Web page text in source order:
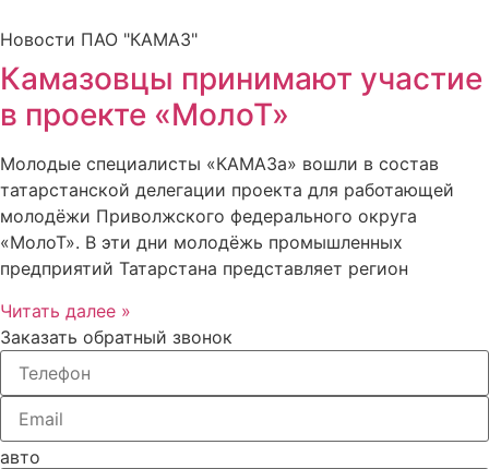
Новости ПАО "КАМАЗ"
Камазовцы принимают участие
в проекте «МолоТ»
Молодые специалисты «КАМАЗа» вошли в состав
татарстанской делегации проекта для работающей
молодёжи Приволжского федерального округа
«МолоТ». В эти дни молодёжь промышленных
предприятий Татарстана представляет регион
Читать далее »
Заказать обратный звонок
авто